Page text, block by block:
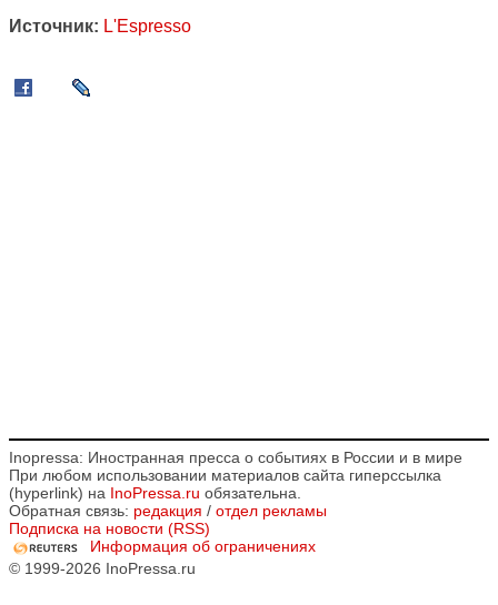
Источник: L'Espresso
Inopressa: Иностранная пресса о событиях в России и в мире
При любом использовании материалов сайта гиперссылка
(hyperlink) на InoPressa.ru обязательна.
Обратная связь: редакция / отдел рекламы
Подписка на новости (RSS)
Информация об ограничениях
© 1999-2026 InoPressa.ru